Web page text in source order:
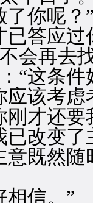
你呢？
答应过
会再去
这条件
该考虑
才还要
改变了
既然随
信。”